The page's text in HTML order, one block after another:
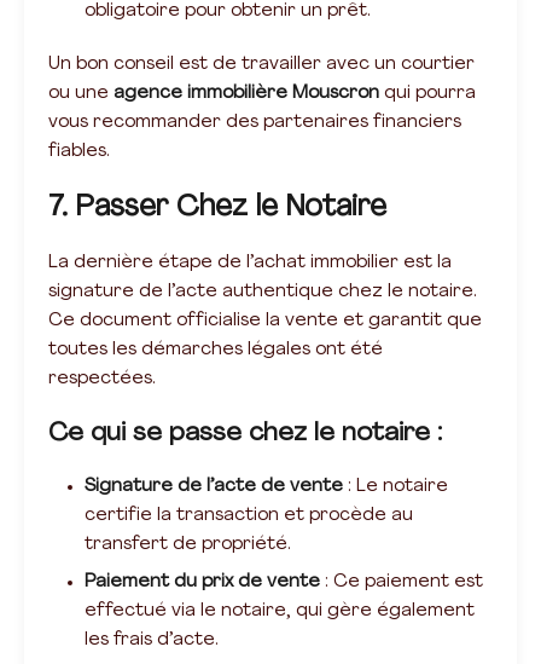
obligatoire pour obtenir un prêt.
Un bon conseil est de travailler avec un courtier
ou une agence immobilière Mouscron qui pourra
vous recommander des partenaires financiers
fiables.
7. Passer Chez le Notaire
La dernière étape de l’achat immobilier est la
signature de l’acte authentique chez le notaire.
Ce document officialise la vente et garantit que
toutes les démarches légales ont été
respectées.
Ce qui se passe chez le notaire :
Signature de l’acte de vente : Le notaire
certifie la transaction et procède au
transfert de propriété.
Paiement du prix de vente : Ce paiement est
effectué via le notaire, qui gère également
les frais d’acte.